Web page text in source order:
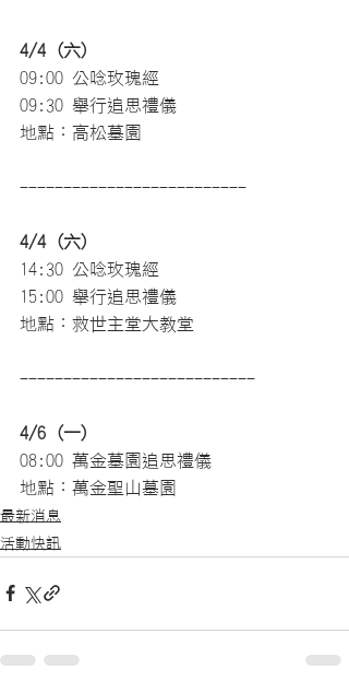
4/4 (六)
09:00 公唸玫瑰經
09:30 舉行追思禮儀
地點：高松墓園
--------------------------
4/4 (六)
14:30 公唸玫瑰經
15:00 舉行追思禮儀
地點：救世主堂大教堂
---------------------------
4/6 (一)
08:00 萬金墓園追思禮儀
地點：萬金聖山墓園
最新消息
活動快訊